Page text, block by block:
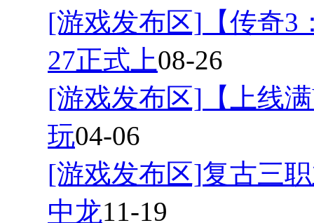
[游戏发布区] 【传奇
27正式上08-26
[游戏发布区] 【上线
玩04-06
[游戏发布区]复古三
中龙11-19